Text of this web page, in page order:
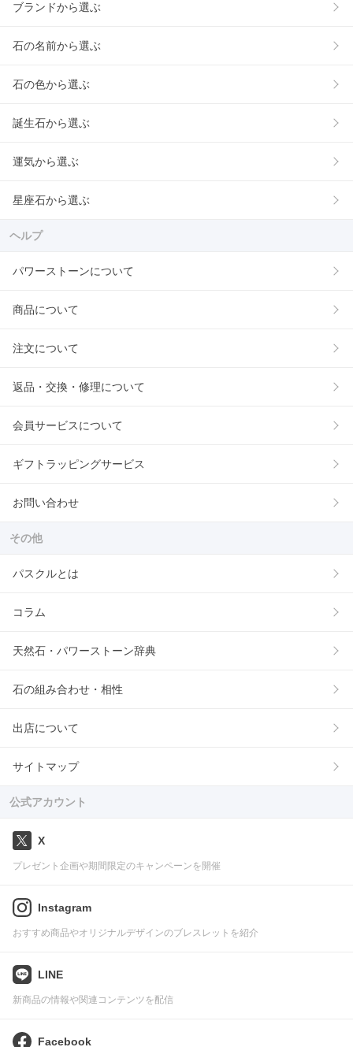
ブランドから選ぶ
石の名前から選ぶ
石の色から選ぶ
誕生石から選ぶ
運気から選ぶ
星座石から選ぶ
ヘルプ
パワーストーンについて
商品について
注文について
返品・交換・修理について
会員サービスについて
ギフトラッピングサービス
お問い合わせ
その他
パスクルとは
コラム
天然石・パワーストーン辞典
石の組み合わせ・相性
出店について
サイトマップ
公式アカウント
X
プレゼント企画や期間限定のキャンペーンを開催
Instagram
おすすめ商品やオリジナルデザインのブレスレットを紹介
LINE
新商品の情報や関連コンテンツを配信
Facebook